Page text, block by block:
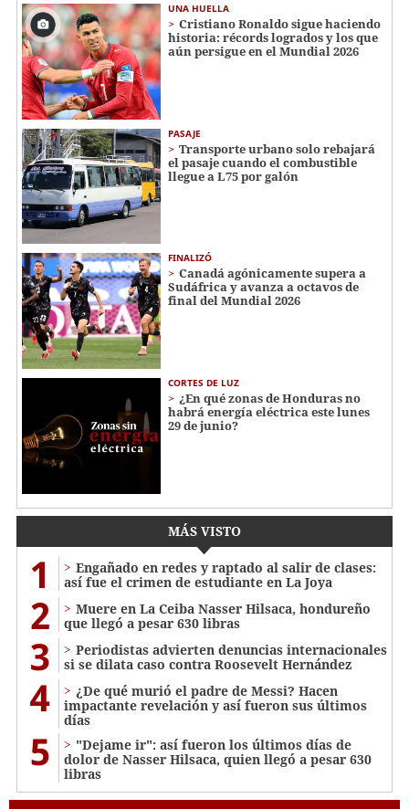
UNA HUELLA
Cristiano Ronaldo sigue haciendo
historia: récords logrados y los que
aún persigue en el Mundial 2026
PASAJE
Transporte urbano solo rebajará
el pasaje cuando el combustible
llegue a L75 por galón
FINALIZÓ
Canadá agónicamente supera a
Sudáfrica y avanza a octavos de
final del Mundial 2026
CORTES DE LUZ
¿En qué zonas de Honduras no
habrá energía eléctrica este lunes
29 de junio?
MÁS VISTO
1
Engañado en redes y raptado al salir de clases:
así fue el crimen de estudiante en La Joya
2
Muere en La Ceiba Nasser Hilsaca, hondureño
que llegó a pesar 630 libras
3
Periodistas advierten denuncias internacionales
si se dilata caso contra Roosevelt Hernández
4
¿De qué murió el padre de Messi? Hacen
impactante revelación y así fueron sus últimos
días
5
"Dejame ir": así fueron los últimos días de
dolor de Nasser Hilsaca, quien llegó a pesar 630
libras